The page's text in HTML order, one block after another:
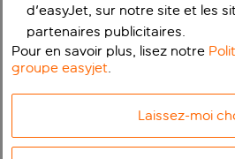
d'easyJet, sur notre site et les
partenaires publicitaires.
Pour en savoir plus, lisez notre
groupe easyjet.
Laissez-moi